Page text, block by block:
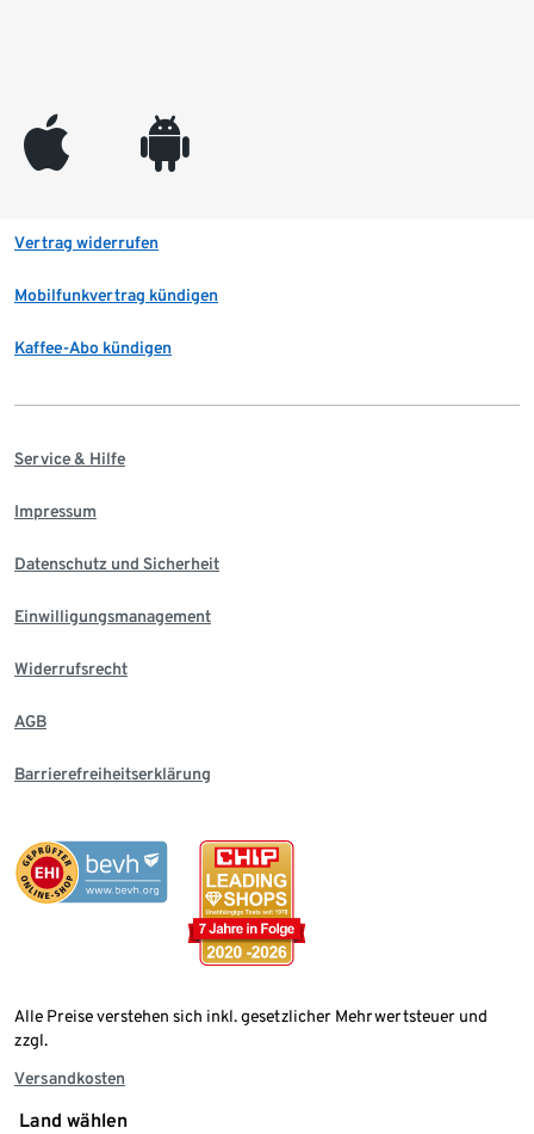
appleinc android
Vertrag widerrufen
Mobilfunkvertrag kündigen
Kaffee-Abo kündigen
Service & Hilfe
Impressum
Datenschutz und Sicherheit
Einwilligungsmanagement
Widerrufsrecht
AGB
Barrierefreiheitserklärung
Alle Preise verstehen sich inkl. gesetzlicher Mehrwertsteuer und
zzgl.
Versandkosten
Land wählen